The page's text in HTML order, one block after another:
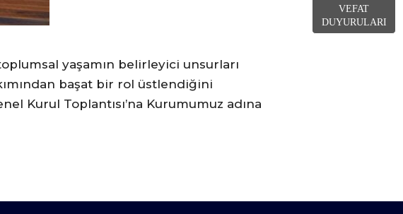
VEFAT
DUYURULARI
yaşamın belirleyici unsurları
başat bir rol üstlendiğini
Kurul Toplantısı’na Kurumumuz adına